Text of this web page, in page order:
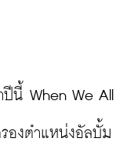
ปีนี้ When We All
องตำแหน่งอัลบั้ม